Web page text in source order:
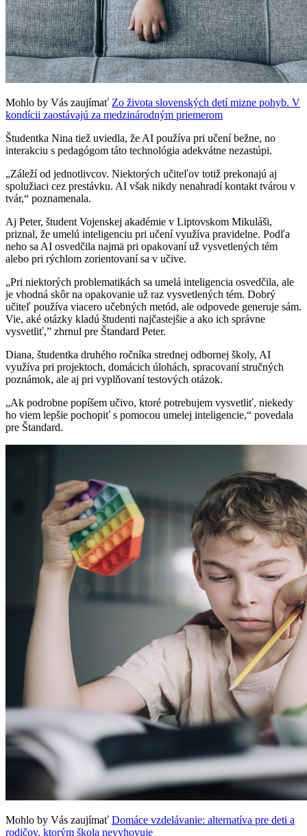
Mohlo by Vás zaujímať Zo života slovenských detí mizne pohyb. V
kondícii zaostávajú za medzinárodným priemerom
Študentka Nina tiež uviedla, že AI používa pri učení bežne, no
interakciu s pedagógom táto technológia adekvátne nezastúpi.
„Záleží od jednotlivcov. Niektorých učiteľov totiž prekonajú aj
spolužiaci cez prestávku. AI však nikdy nenahradí kontakt tvárou v
tvár,“ poznamenala.
Aj Peter, študent Vojenskej akadémie v Liptovskom Mikuláši,
priznal, že umelú inteligenciu pri učení využíva pravidelne. Podľa
neho sa AI osvedčila najmä pri opakovaní už vysvetlených tém
alebo pri rýchlom zorientovaní sa v učive.
„Pri niektorých problematikách sa umelá inteligencia osvedčila, ale
je vhodná skôr na opakovanie už raz vysvetlených tém. Dobrý
učiteľ používa viacero učebných metód, ale odpovede generuje sám.
Vie, aké otázky kladú študenti najčastejšie a ako ich správne
vysvetliť,” zhrnul pre Štandard Peter.
Diana, študentka druhého ročníka strednej odbornej školy, AI
využíva pri projektoch, domácich úlohách, spracovaní stručných
poznámok, ale aj pri vyplňovaní testových otázok.
„Ak podrobne popíšem učivo, ktoré potrebujem vysvetliť, niekedy
ho viem lepšie pochopiť s pomocou umelej inteligencie,“ povedala
pre Štandard.
Mohlo by Vás zaujímať Domáce vzdelávanie: alternatíva pre deti a
rodičov, ktorým škola nevyhovuje